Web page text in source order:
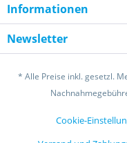
Informationen
Newsletter
* Alle Preise inkl. gesetzl.
Cookie-